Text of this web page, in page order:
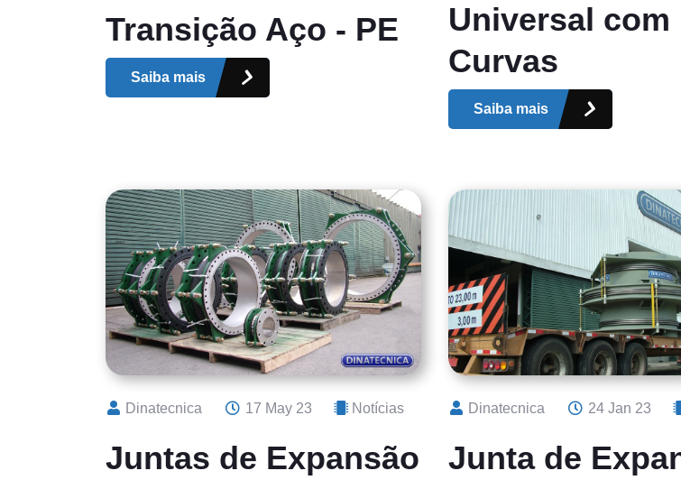
Transição Aço - PE
Saiba mais
Universal com
Curvas
Saiba mais
Dinatecnica 17 May 23 Notícias
Juntas de Expansão
Dinatecnica 24 Jan 23
Junta de